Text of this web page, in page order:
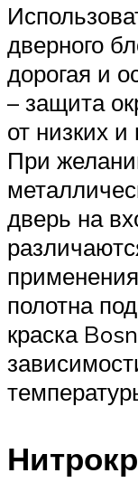
дверного
дорогая и
– защита
от низких
При
дверь на
полотна
краска